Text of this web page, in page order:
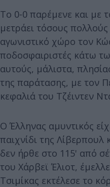
Το 0-0 παρέμενε και με
μετράει τόσους
αγωνιστικό χώρο τον
ποδοσφαιριστές κάτω
αυτούς, μάλιστα,
της παράτασης, με τον
κεφαλιά του Τζέιντεν
Ο Έλληνας αμυντικός
παιχνίδι της Λίβερπουλ
δεν ήρθε στο 115' από
του Χάρβεϊ Έλιοτ,
Τσιμίκας εκτέλεσε το